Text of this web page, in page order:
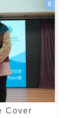
Cover
8